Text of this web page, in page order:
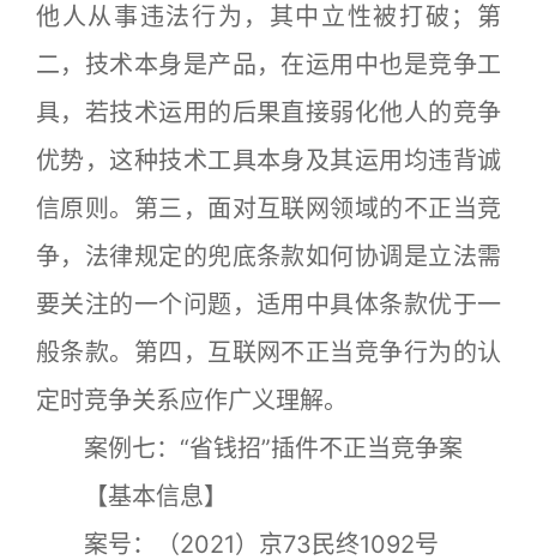
他人从事违法行为，其中立性被打破；第
二，技术本身是产品，在运用中也是竞争工
具，若技术运用的后果直接弱化他人的竞争
优势，这种技术工具本身及其运用均违背诚
信原则。第三，面对互联网领域的不正当竞
争，法律规定的兜底条款如何协调是立法需
要关注的一个问题，适用中具体条款优于一
般条款。第四，互联网不正当竞争行为的认
定时竞争关系应作广义理解。
案例七：“省钱招”插件不正当竞争案
【基本信息】
案号：（2021）京73民终1092号